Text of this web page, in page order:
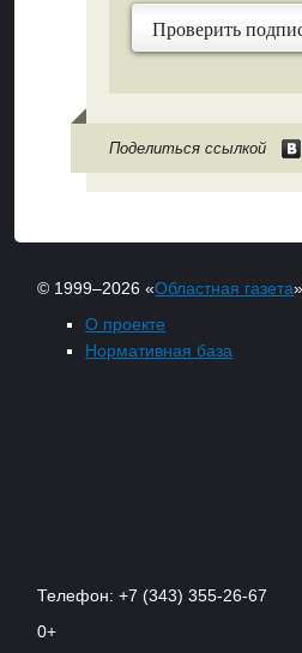
Проверить
Поделиться ссылкой
© 1999–2026 «Областная газета»
О проекте
Нормативная база
Телефон: +7 (343) 355-26-67
0+